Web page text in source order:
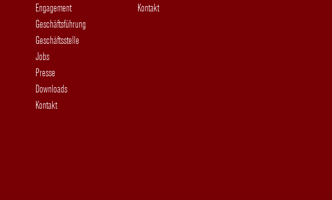
Engagement
Geschäftsführung
Geschäftsstelle
Jobs
Presse
Downloads
Kontakt
Kontakt